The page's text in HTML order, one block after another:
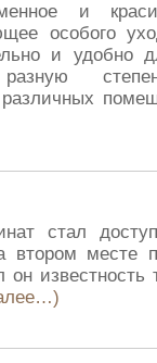
и
особого
и удобно
различных
стал
втором месте
он